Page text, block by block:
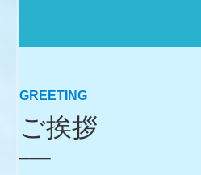
GREETING
ご挨拶
───